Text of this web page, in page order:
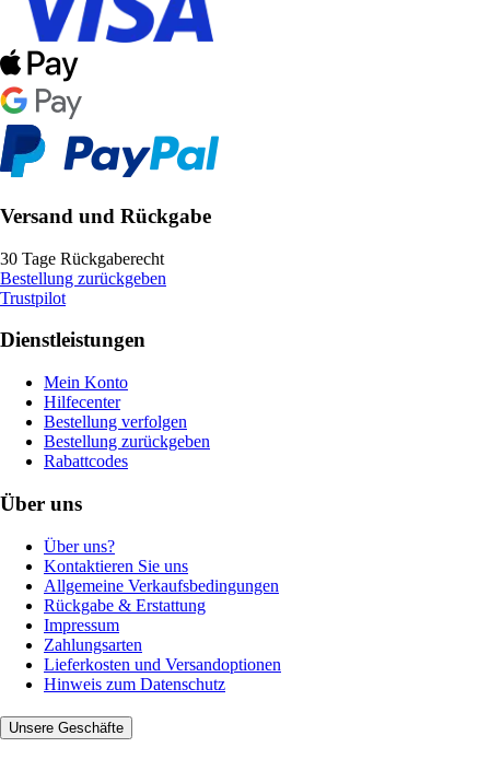
Versand und Rückgabe
30 Tage Rückgaberecht
Bestellung zurückgeben
Trustpilot
Dienstleistungen
Mein Konto
Hilfecenter
Bestellung verfolgen
Bestellung zurückgeben
Rabattcodes
Über uns
Über uns?
Kontaktieren Sie uns
Allgemeine Verkaufsbedingungen
Rückgabe & Erstattung
Impressum
Zahlungsarten
Lieferkosten und Versandoptionen
Hinweis zum Datenschutz
Unsere Geschäfte